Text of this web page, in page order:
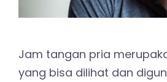
Jam tangan pria
yang bisa dilihat dan